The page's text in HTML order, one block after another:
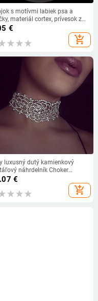
s motívmi labiek psa a
materiál cortex, prívesok zo
krížový reťazec, originálny
€
add_shopping_cart
luxusný dutý kamienkový
náhrdelník Choker
svadobné šperky
pre ženy Chocker #228747
€
add_shopping_cart